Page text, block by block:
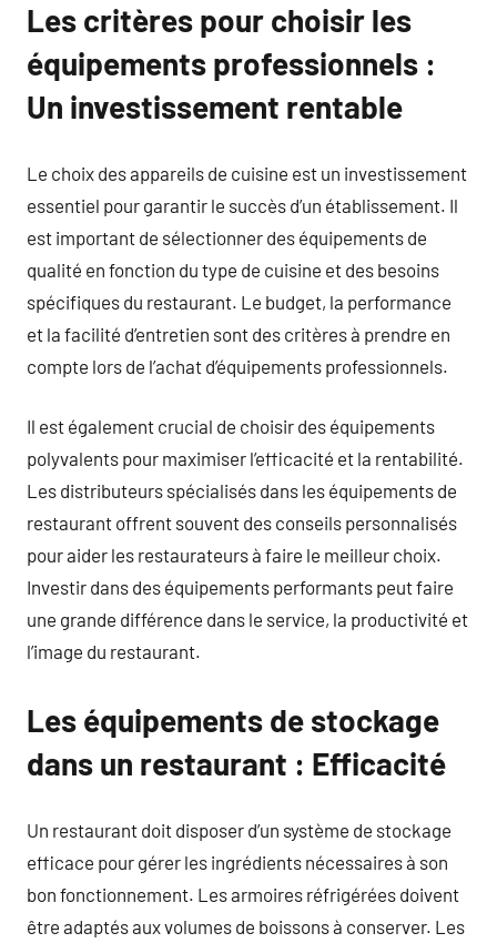
Les critères pour choisir les
équipements professionnels :
Un investissement rentable
Le choix des appareils de cuisine est un investissement
essentiel pour garantir le succès d’un établissement. Il
est important de sélectionner des équipements de
qualité en fonction du type de cuisine et des besoins
spécifiques du restaurant. Le budget, la performance
et la facilité d’entretien sont des critères à prendre en
compte lors de l’achat d’équipements professionnels.
Il est également crucial de choisir des équipements
polyvalents pour maximiser l’efficacité et la rentabilité.
Les distributeurs spécialisés dans les équipements de
restaurant offrent souvent des conseils personnalisés
pour aider les restaurateurs à faire le meilleur choix.
Investir dans des équipements performants peut faire
une grande différence dans le service, la productivité et
l’image du restaurant.
Les équipements de stockage
dans un restaurant : Efficacité
Un restaurant doit disposer d’un système de stockage
efficace pour gérer les ingrédients nécessaires à son
bon fonctionnement. Les armoires réfrigérées doivent
être adaptés aux volumes de boissons à conserver. Les